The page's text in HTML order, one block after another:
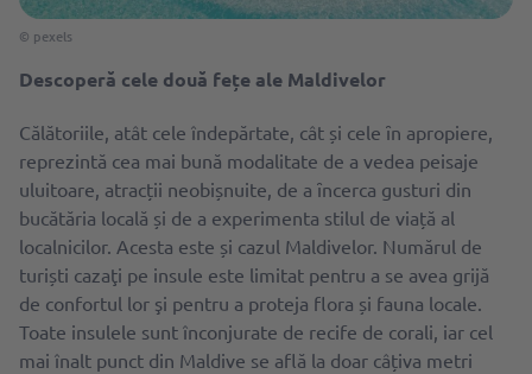
© pexels
Descoperă cele două fețe ale Maldivelor
Călătoriile, atât cele îndepărtate, cât și cele ȋn apropiere,
reprezintă cea mai bună modalitate de a vedea peisaje
uluitoare, atracții neobișnuite, de a ȋncerca gusturi din
bucătăria locală și de a experimenta stilul de viață al
localnicilor. Acesta este și cazul Maldivelor. Numărul de
turiști cazaţi pe insule este limitat pentru a se avea grijă
de confortul lor şi pentru a proteja flora și fauna locale.
Toate insulele sunt înconjurate de recife de corali, iar cel
mai înalt punct din Maldive se află la doar câțiva metri